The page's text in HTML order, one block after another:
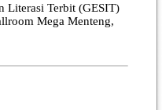
Literasi Terbit (GESIT)
Mega Menteng,